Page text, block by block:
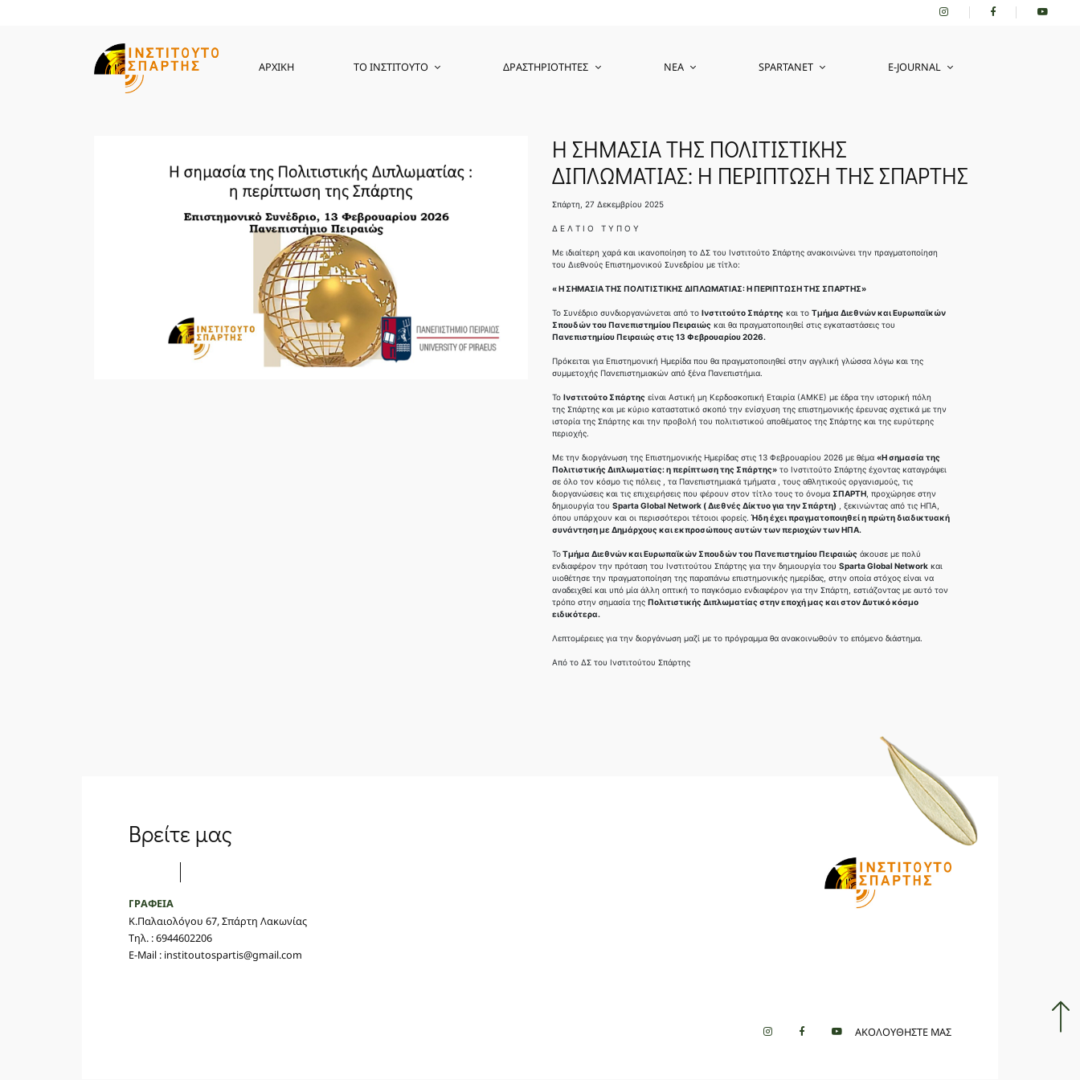
ΑΡΧΙΚΗ ΤΟ ΙΝΣΤΙΤΟΎΤΟ ΔΡΑΣΤΗΡΙΌΤΗΤΕΣ ΝΈΑ SPARTANET E-JOURNAL
Η ΣΗΜΑΣΙΑ ΤΗΣ ΠΟΛΙΤΙΣΤΙΚΗΣ
ΔΙΠΛΩΜΑΤΙΑΣ: Η ΠΕΡΙΠΤΩΣΗ ΤΗΣ ΣΠΑΡΤΗΣ
Σπάρτη, 27 Δεκεμβρίου 2025
Δ Ε Λ Τ Ι Ο Τ Υ Π Ο Υ
Με ιδιαίτερη χαρά και ικανοποίηση το ΔΣ του Ινστιτούτο Σπάρτης ανακοινώνει την πραγματοποίηση
του Διεθνούς Επιστημονικού Συνεδρίου με τίτλο:
« Η ΣΗΜΑΣΙΑ ΤΗΣ ΠΟΛΙΤΙΣΤΙΚΗΣ ΔΙΠΛΩΜΑΤΙΑΣ: Η ΠΕΡΙΠΤΩΣΗ ΤΗΣ ΣΠΑΡΤΗΣ»
Το Συνέδριο συνδιοργανώνεται από το Ινστιτούτο Σπάρτης και το Τμήμα Διεθνών και Ευρωπαϊκών
Σπουδών του Πανεπιστημίου Πειραιώς και θα πραγματοποιηθεί στις εγκαταστάσεις του
Πανεπιστημίου Πειραιώς στις 13 Φεβρουαρίου 2026.
Πρόκειται για Επιστημονική Ημερίδα που θα πραγματοποιηθεί στην αγγλική γλώσσα λόγω και της
συμμετοχής Πανεπιστημιακών από ξένα Πανεπιστήμια.
Το Ινστιτούτο Σπάρτης είναι Αστική μη Κερδοσκοπική Εταιρία (ΑΜΚΕ) με έδρα την ιστορική πόλη
της Σπάρτης και με κύριο καταστατικό σκοπό την ενίσχυση της επιστημονικής έρευνας σχετικά με την
ιστορία της Σπάρτης και την προβολή του πολιτιστικού αποθέματος της Σπάρτης και της ευρύτερης
περιοχής.
Με την διοργάνωση της Επιστημονικής Ημερίδας στις 13 Φεβρουαρίου 2026 με θέμα «Η σημασία της
Πολιτιστικής Διπλωματίας: η περίπτωση της Σπάρτης» το Ινστιτούτο Σπάρτης έχοντας καταγράψει
σε όλο τον κόσμο τις πόλεις , τα Πανεπιστημιακά τμήματα , τους αθλητικούς οργανισμούς, τις
διοργανώσεις και τις επιχειρήσεις που φέρουν στον τίτλο τους το όνομα ΣΠΑΡΤΗ , προχώρησε στην
δημιουργία του Sparta Global Network ( Διεθνές Δίκτυο για την Σπάρτη) , ξεκινώντας από τις ΗΠΑ,
όπου υπάρχουν και οι περισσότεροι τέτοιοι φορείς. Ήδη έχει πραγματοποιηθεί η πρώτη διαδικτυακή
συνάντηση με Δημάρχους και εκπροσώπους αυτών των περιοχών των ΗΠΑ.
ΤοΤμήμα Διεθνών και Ευρωπαϊκών Σπουδών του Πανεπιστημίου Πειραιώς άκουσε με πολύ
ενδιαφέρον την πρόταση του Ινστιτούτου Σπάρτης για την δημιουργία του Sparta Global Network και
υιοθέτησε την πραγματοποίηση της παραπάνω επιστημονικής ημερίδας, στην οποία στόχος είναι να
αναδειχθεί και υπό μία άλλη οπτική το παγκόσμιο ενδιαφέρον για την Σπάρτη, εστιάζοντας με αυτό τον
τρόπο στην σημασία της Πολιτιστικής Διπλωματίας στην εποχή μας και στον Δυτικό κόσμο
ειδικότερα.
Λεπτομέρειες για την διοργάνωση μαζί με το πρόγραμμα θα ανακοινωθούν το επόμενο διάστημα.
Από το ΔΣ του Ινστιτούτου Σπάρτης
Βρείτε μας
ΓΡΑΦΕΙΑ
Κ.Παλαιολόγου 67, Σπάρτη Λακωνίας
Τηλ. : 6944602206
E-Mail : institoutospartis@gmail.com
ΑΚΟΛΟΥΘΗΣΤΕ ΜΑΣ